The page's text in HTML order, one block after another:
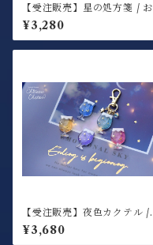
【受注販売】星の処方箋 / お
くすりキーホルダー
¥3,280
【受注販売】夜色カクテル /
キーホルダー
¥3,680